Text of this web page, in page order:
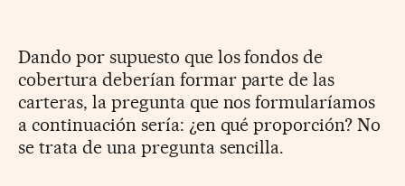
Dando por supuesto que los fondos de
cobertura deberían formar parte de las
carteras, la pregunta que nos formularíamos
a continuación sería: ¿en qué proporción? No
se trata de una pregunta sencilla.